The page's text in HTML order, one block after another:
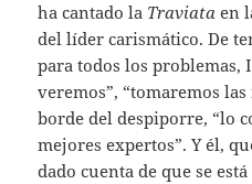
ha cantado la Traviata en
del líder carismático. De
para todos los problemas,
veremos”, “tomaremos
borde del despiporre, “lo
mejores expertos”. Y él,
dado cuenta de que se